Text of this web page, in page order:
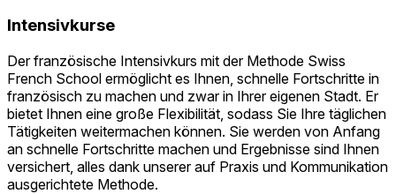
Intensivkurse
Der französische Intensivkurs mit der Methode Swiss
French School ermöglicht es Ihnen, schnelle Fortschritte in
französisch zu machen und zwar in Ihrer eigenen Stadt. Er
bietet Ihnen eine große Flexibilität, sodass Sie Ihre täglichen
Tätigkeiten weitermachen können. Sie werden von Anfang
an schnelle Fortschritte machen und Ergebnisse sind Ihnen
versichert, alles dank unserer auf Praxis und Kommunikation
ausgerichtete Methode.